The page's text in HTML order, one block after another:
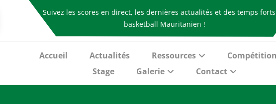
Suivez les scores en direct, les dernières actualités et des temps
basketball Mauritanien !
Accueil Actualités Ressources
Stage
Galerie Contact